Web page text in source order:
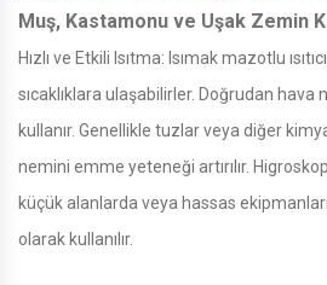
Muş, Kastamonu ve Uşak Zemin
Hızlı ve Etkili Isıtma: Isımak mazotlu
sıcaklıklara ulaşabilirler. Doğrudan
kullanır. Genellikle tuzlar veya diğer
nemini emme yeteneği artırılır.
küçük alanlarda veya hassas
olarak kullanılır.